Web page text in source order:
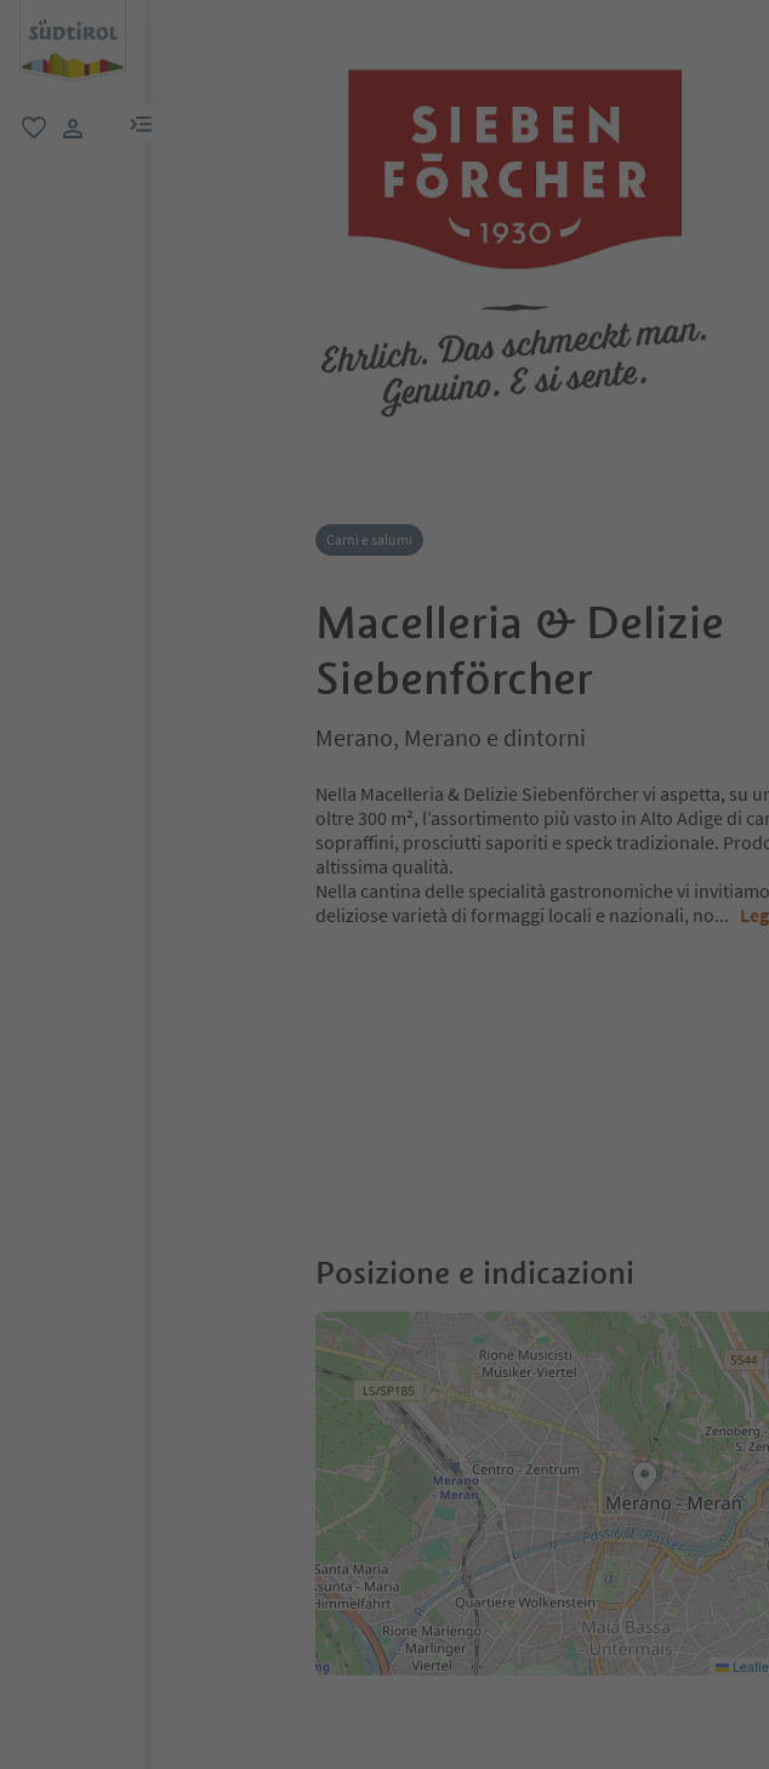
menu link
Carni e salumi
Macelleria & Delizie
Siebenförcher
Merano, Merano e dintorni
Nella Macelleria & Delizie Siebenförcher vi aspetta, su
oltre 300 m², l’assortimento più vasto in Alto Adige di
sopraffini, prosciutti saporiti e speck tradizionale.
altissima qualità.
Nella cantina delle specialità gastronomiche vi
deliziose varietà di formaggi locali e nazionali, no...
Posizione e indicazioni